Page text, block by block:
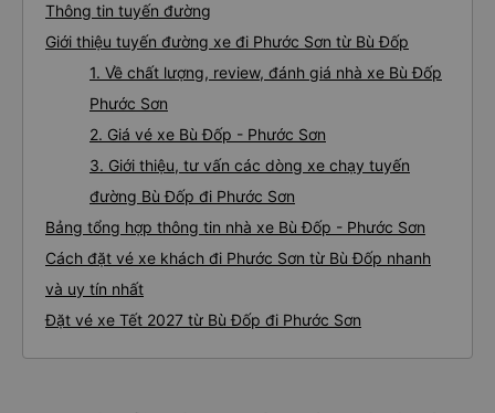
Thông tin tuyến đường
Giới thiệu tuyến đường xe đi Phước Sơn từ Bù Đốp
1. Về chất lượng, review, đánh giá nhà xe Bù Đốp
Phước Sơn
2. Giá vé xe Bù Đốp - Phước Sơn
3. Giới thiệu, tư vấn các dòng xe chạy tuyến
đường Bù Đốp đi Phước Sơn
Bảng tổng hợp thông tin nhà xe Bù Đốp - Phước Sơn
Cách đặt vé xe khách đi Phước Sơn từ Bù Đốp nhanh
và uy tín nhất
Đặt vé xe Tết 2027 từ Bù Đốp đi Phước Sơn